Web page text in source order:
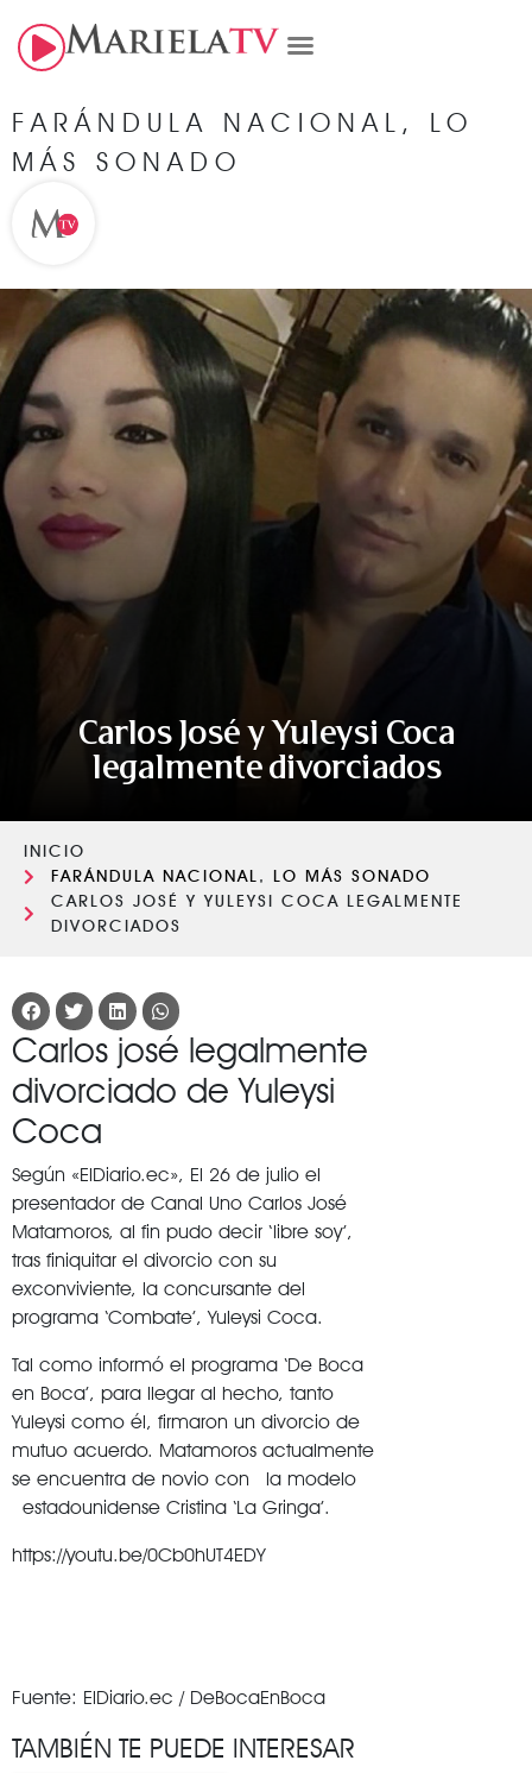
FARÁNDULA NACIONAL , LO
MÁS SONADO
Carlos José y Yuleysi Coca
legalmente divorciados
INICIO
FARÁNDULA NACIONAL , LO MÁS SONADO
CARLOS JOSÉ Y YULEYSI COCA LEGALMENTE
DIVORCIADOS
Carlos josé legalmente
divorciado de Yuleysi
Coca
Según «ElDiario.ec», El 26 de julio el
presentador de Canal Uno Carlos José
Matamoros, al fin pudo decir ‘libre soy’,
tras finiquitar el divorcio con su
exconviviente, la concursante del
programa ‘Combate’, Yuleysi Coca.
Tal como informó el programa ‘De Boca
en Boca’, para llegar al hecho, tanto
Yuleysi como él, firmaron un divorcio de
mutuo acuerdo. Matamoros actualmente
se encuentra de novio con la modelo
estadounidense Cristina ‘La Gringa’.
https://youtu.be/0Cb0hUT4EDY
Fuente: ElDiario.ec / DeBocaEnBoca
TAMBIÉN TE PUEDE INTERESAR